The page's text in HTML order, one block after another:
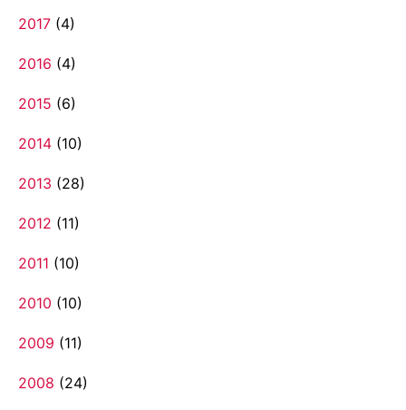
2017 (4)
2016 (4)
2015 (6)
2014 (10)
2013 (28)
2012 (11)
2011 (10)
2010 (10)
2009 (11)
2008 (24)